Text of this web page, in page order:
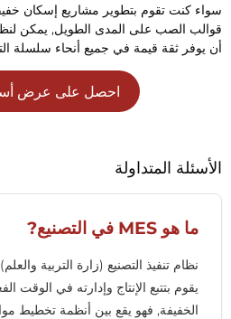
كنت تقوم بتطوير مشاريع إسكان خفيفة
يوفر ثقة قيمة في جميع أنحاء سلسلة
احصل على عرض
المتداولة
ما هو MES في التصنيع?
نظام تنفيذ التصنيع (زارة التربية
يقوم بتتبع الإنتاج وإدارته في الوقت